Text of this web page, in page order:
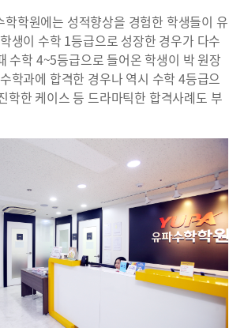
학학원에는 성적향상을 경험한 학생들이 유
생이 수학 1등급으로 성장한 경우가 다수
수학 4~5등급으로 들어온 학생이 박 원장
학과에 합격한 경우나 역시 수학 4등급으
학한 케이스 등 드라마틱한 합격사례도 부